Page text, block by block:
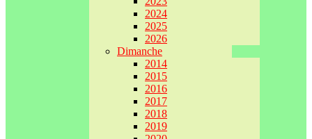
2024
2025
2026
Dimanche
2014
2015
2016
2017
2018
2019